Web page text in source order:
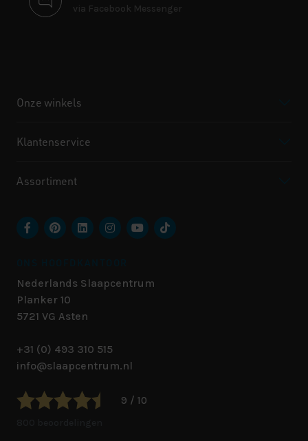
via Facebook Messenger
Onze winkels
Klantenservice
Assortiment
Nederlands Slaapcentrum
Planker 10
5721 VG Asten
+31 (0) 493 310 515
info@slaapcentrum.nl
9 / 10